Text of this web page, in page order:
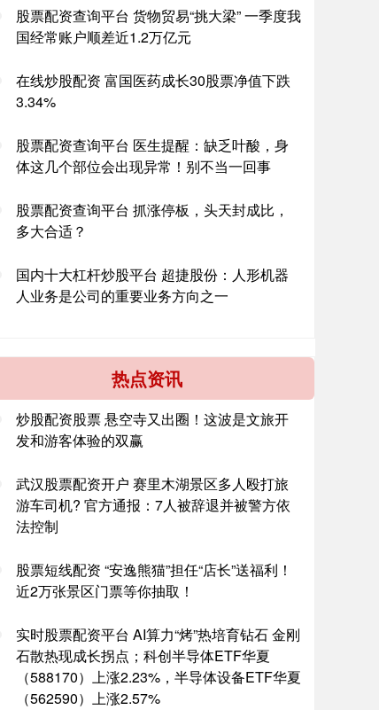
股票配资查询平台 货物贸易“挑大梁” 一季度我
国经常账户顺差近1.2万亿元
在线炒股配资 富国医药成长30股票净值下跌
3.34%
股票配资查询平台 医生提醒：缺乏叶酸，身
体这几个部位会出现异常！别不当一回事
股票配资查询平台 抓涨停板，头天封成比，
多大合适？
国内十大杠杆炒股平台 超捷股份：人形机器
人业务是公司的重要业务方向之一
热点资讯
炒股配资股票 悬空寺又出圈！这波是文旅开
发和游客体验的双赢
武汉股票配资开户 赛里木湖景区多人殴打旅
游车司机? 官方通报：7人被辞退并被警方依
法控制
股票短线配资 “安逸熊猫”担任“店长”送福利！
近2万张景区门票等你抽取！
实时股票配资平台 AI算力“烤”热培育钻石 金刚
石散热现成长拐点；科创半导体ETF华夏
（588170）上涨2.23%，半导体设备ETF华夏
（562590）上涨2.57%